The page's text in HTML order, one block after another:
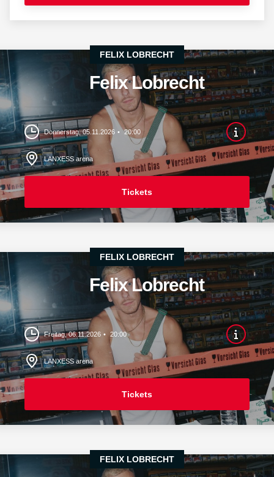
FELIX LOBRECHT
Felix Lobrecht
Donnerstag, 05.11.2026 20:00
LANXESS arena
Tickets
FELIX LOBRECHT
Felix Lobrecht
Freitag, 06.11.2026 20:00
LANXESS arena
Tickets
FELIX LOBRECHT